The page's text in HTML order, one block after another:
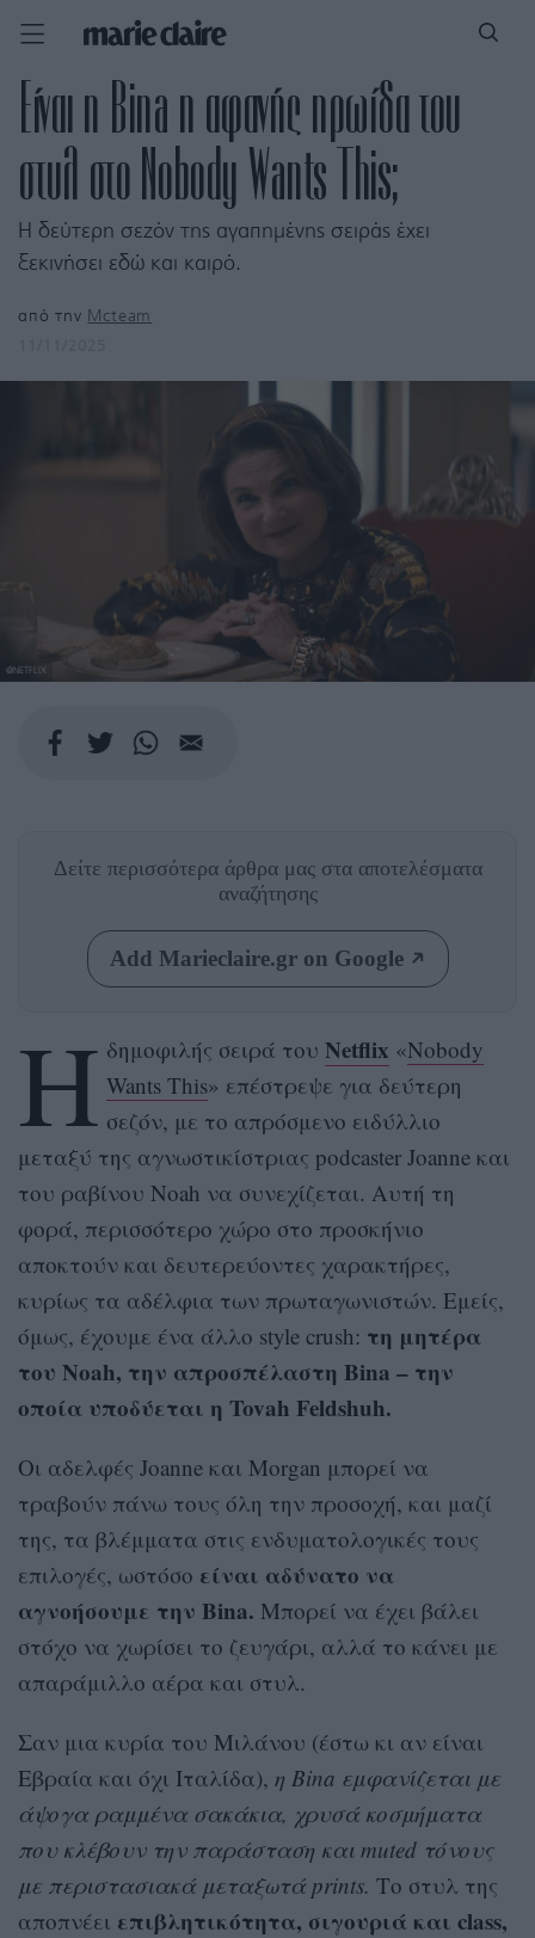
Είναι η Bina η αφανής ηρωίδα του
στυλ στο Nobody Wants This;
Η δεύτερη σεζόν της αγαπημένης σειράς έχει
ξεκινήσει εδώ και καιρό.
από την Mcteam
@NETFLIX
Δείτε περισσότερα άρθρα μας στα αποτελέσματα
αναζήτησης
Add Marieclaire.gr on Google
Η δημοφιλής σειρά του Netflix «Nobody
Wants This» επέστρεψε για δεύτερη
σεζόν, με το απρόσμενο ειδύλλιο
μεταξύ της αγνωστικίστριας podcaster Joanne και
του ραβίνου Noah να συνεχίζεται. Αυτή τη
φορά, περισσότερο χώρο στο προσκήνιο
αποκτούν και δευτερεύοντες χαρακτήρες,
κυρίως τα αδέλφια των πρωταγωνιστών. Εμείς,
όμως, έχουμε ένα άλλο style crush: τη μητέρα
του Noah, την απροσπέλαστη Bina – την
οποία υποδύεται η Tovah Feldshuh.
Οι αδελφές Joanne και Morgan μπορεί να
τραβούν πάνω τους όλη την προσοχή, και μαζί
της, τα βλέμματα στις ενδυματολογικές τους
επιλογές, ωστόσο είναι αδύνατο να
αγνοήσουμε την Bina. Μπορεί να έχει βάλει
στόχο να χωρίσει το ζευγάρι, αλλά το κάνει με
απαράμιλλο αέρα και στυλ.
Σαν μια κυρία του Μιλάνου (έστω κι αν είναι
Εβραία και όχι Ιταλίδα), η Bina εμφανίζεται με
άψογα ραμμένα σακάκια, χρυσά κοσμήματα
που κλέβουν την παράσταση και muted τόνους
με περιστασιακά μεταξωτά prints. Το στυλ της
αποπνέει επιβλητικότητα, σιγουριά και class,